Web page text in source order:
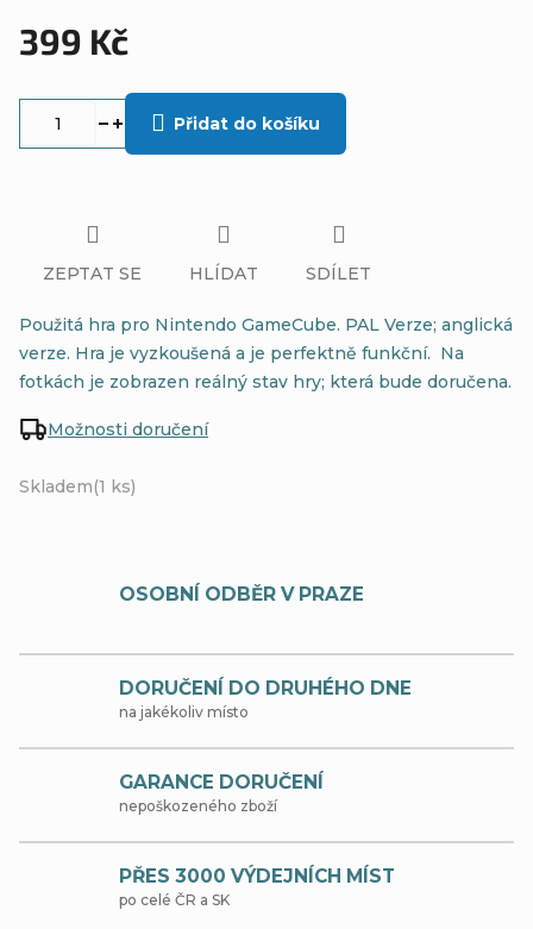
399 Kč
Skladem(1 ks)
Možnosti doručení
Přidat do košíku
Použitá hra pro Nintendo GameCube. PAL Verze; anglická
verze. Hra je vyzkoušená a je perfektně funkční. Na
fotkách je zobrazen reálný stav hry; která bude doručena.
ZEPTAT SE HLÍDAT SDÍLET
OSOBNÍ ODBĚR V PRAZE
DORUČENÍ DO DRUHÉHO DNE
na jakékoliv místo
GARANCE DORUČENÍ
nepoškozeného zboží
PŘES 3000 VÝDEJNÍCH MÍST
po celé ČR a SK